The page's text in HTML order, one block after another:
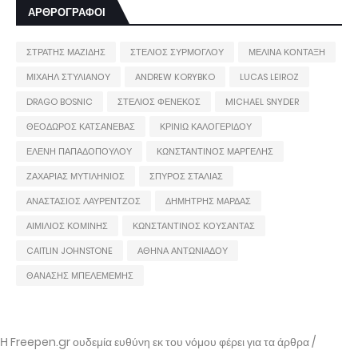
ΑΡΘΡΟΓΡΑΦΟΙ
ΣΤΡΑΤΗΣ ΜΑΖΙΔΗΣ ΣΤΕΛΙΟΣ ΣΥΡΜΟΓΛΟΥ
ΜΕΛΙΝΑ ΚΟΝΤΑΞΗ
ΜΙΧΑΗΛ ΣΤΥΛΙΑΝΟΥ
ANDREW KORYBKO
LUCAS LEIROZ
DRAGO BOSNIC
ΣΤΕΛΙΟΣ ΦΕΝΕΚΟΣ
MICHAEL SNYDER
ΘΕΟΔΩΡΟΣ ΚΑΤΣΑΝΕΒΑΣ
ΚΡΙΝΙΩ ΚΑΛΟΓΕΡΙΔΟΥ
ΕΛΕΝΗ ΠΑΠΑΔΟΠΟΥΛΟΥ
ΚΩΝΣΤΑΝΤΙΝΟΣ ΜΑΡΓΕΛΗΣ
ΖΑΧΑΡΙΑΣ ΜΥΤΙΛΗΝΙΟΣ
ΣΠΥΡΟΣ ΣΤΑΛΙΑΣ
ΑΝΑΣΤΑΣΙΟΣ ΛΑΥΡΕΝΤΖΟΣ
ΔΗΜΗΤΡΗΣ ΜΑΡΔΑΣ
ΑΙΜΙΛΙΟΣ ΚΟΜΙΝΗΣ
ΚΩΝΣΤΑΝΤΙΝΟΣ ΚΟΥΣΑΝΤΑΣ
CAITLIN JOHNSTONE
ΑΘΗΝΑ ΑΝΤΩΝΙΑΔΟΥ
ΘΑΝΑΣΗΣ ΜΠΕΛΕΜΕΜΗΣ
Η Freepen.gr ουδεμία ευθύνη εκ του νόμου φέρει για τα άρθρα /